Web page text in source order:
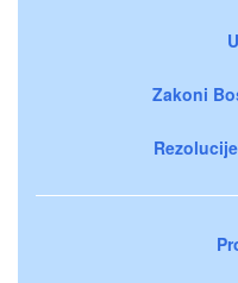
Zakoni